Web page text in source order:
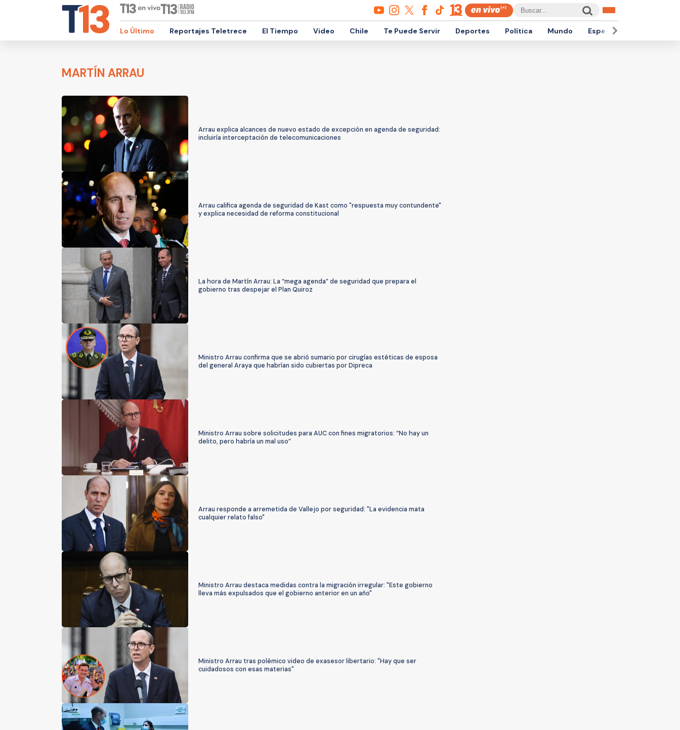
Lo Último Reportajes Teletrece El Tiempo Video Chile Te Puede Servir Deportes Política Mundo Espectáculos
MARTÍN ARRAU
Arrau explica alcances de nuevo estado de excepción en agenda de seguridad:
incluiría interceptación de telecomunicaciones
Arrau califica agenda de seguridad de Kast como "respuesta muy contundente"
y explica necesidad de reforma constitucional
La hora de Martín Arrau: La “mega agenda” de seguridad que prepara el
gobierno tras despejar el Plan Quiroz
Ministro Arrau confirma que se abrió sumario por cirugías estéticas de esposa
del general Araya que habrían sido cubiertas por Dipreca
Ministro Arrau sobre solicitudes para AUC con fines migratorios: “No hay un
delito, pero habría un mal uso”
Arrau responde a arremetida de Vallejo por seguridad: "La evidencia mata
cualquier relato falso"
Ministro Arrau destaca medidas contra la migración irregular: "Este gobierno
lleva más expulsados que el gobierno anterior en un año"
Ministro Arrau tras polémico video de exasesor libertario: "Hay que ser
cuidadosos con esas materias"